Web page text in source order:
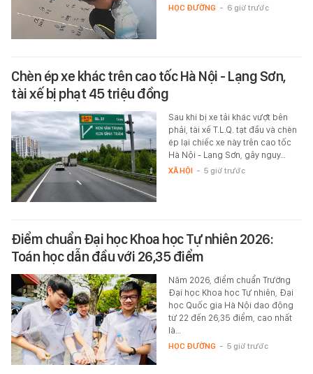
HỌC ĐƯỜNG - 6 giờ trước
Chèn ép xe khác trên cao tốc Hà Nội - Lạng Sơn,
tài xế bị phạt 45 triệu đồng
Sau khi bị xe tải khác vượt bên
phải, tài xế T.L.Q. tạt đầu và chèn
ép lại chiếc xe này trên cao tốc
Hà Nội - Lạng Sơn, gây nguy…
XÃ HỘI - 5 giờ trước
Điểm chuẩn Đại học Khoa học Tự nhiên 2026:
Toán học dẫn đầu với 26,35 điểm
Năm 2026, điểm chuẩn Trường
Đại học Khoa học Tự nhiên, Đại
học Quốc gia Hà Nội dao động
từ 22 đến 26,35 điểm, cao nhất
là…
HỌC ĐƯỜNG - 5 giờ trước